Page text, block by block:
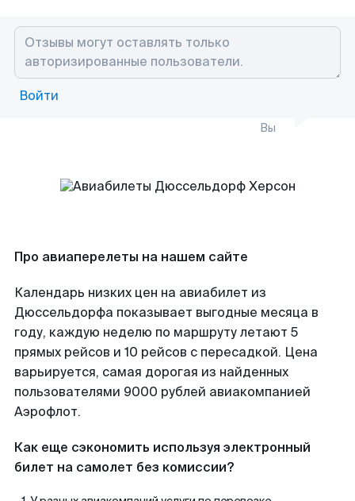
Войти
Вы
Про авиаперелеты на нашем сайте
Календарь низких цен на авиабилет из
Дюссельдорфа показывает выгодные месяца в
году, каждую неделю по маршруту летают 5
прямых рейсов и 10 рейсов с пересадкой. Цена
варьируется, самая дорогая из найденных
пользователями 9000 рублей авиакомпанией
Аэрофлот.
Как еще сэкономить используя электронный
билет на самолет без комиссии?